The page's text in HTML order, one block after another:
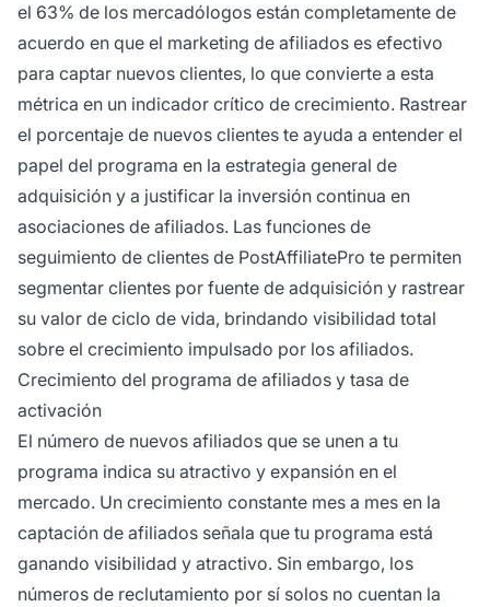
el 63% de los mercadólogos están completamente de
acuerdo en que el marketing de afiliados es efectivo
para captar nuevos clientes, lo que convierte a esta
métrica en un indicador crítico de crecimiento. Rastrear
el porcentaje de nuevos clientes te ayuda a entender el
papel del programa en la estrategia general de
adquisición y a justificar la inversión continua en
asociaciones de afiliados. Las funciones de
seguimiento de clientes de PostAffiliatePro te permiten
segmentar clientes por fuente de adquisición y rastrear
su valor de ciclo de vida, brindando visibilidad total
sobre el crecimiento impulsado por los afiliados.
Crecimiento del programa de afiliados y tasa de
activación
El número de nuevos afiliados que se unen a tu
programa indica su atractivo y expansión en el
mercado. Un crecimiento constante mes a mes en la
captación de afiliados señala que tu programa está
ganando visibilidad y atractivo. Sin embargo, los
números de reclutamiento por sí solos no cuentan la